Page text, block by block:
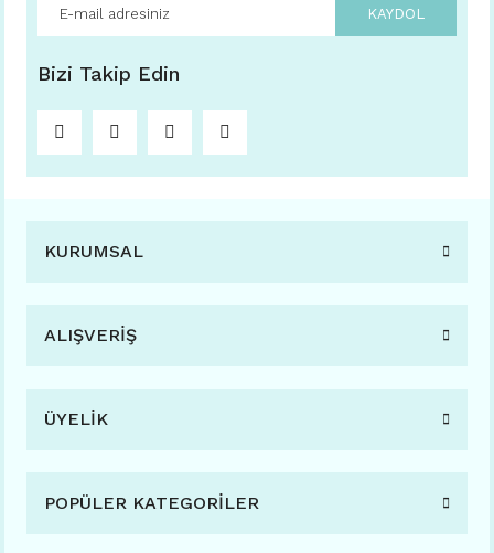
KAYDOL
Bizi Takip Edin
KURUMSAL
ALIŞVERİŞ
ÜYELİK
POPÜLER KATEGORİLER